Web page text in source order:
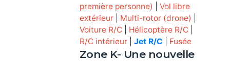
première personne)
Vol libre
extérieur| Multi-rotor (drone)
Voiture R/C| Hélicoptère R/C|
R/C intérieur| Jet R/C Fusée
Zone K- Une nouvelle